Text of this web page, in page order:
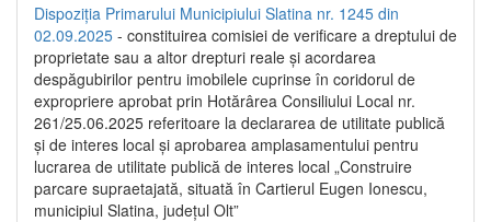
Dispoziția Primarului Municipiului Slatina nr. 1245 din
02.09.2025 - constituirea comisiei de verificare a dreptului de
proprietate sau a altor drepturi reale și acordarea
despăgubirilor pentru imobilele cuprinse în coridorul de
expropriere aprobat prin Hotărârea Consiliului Local nr.
261/25.06.2025 referitoare la declararea de utilitate publică
și de interes local și aprobarea amplasamentului pentru
lucrarea de utilitate publică de interes local „Construire
parcare supraetajată, situată în Cartierul Eugen Ionescu,
municipiul Slatina, județul Olt”